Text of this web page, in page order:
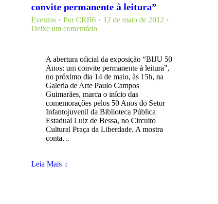
convite permanente à leitura”
Eventos PorCRB6
12 de maio de 2012
Deixe um comentário
A abertura oficial da exposição “BIJU 50
Anos: um convite permanente à leitura”,
no próximo dia 14 de maio, às 15h, na
Galeria de Arte Paulo Campos
Guimarães, marca o início das
comemorações pelos 50 Anos do Setor
Infantojuvenil da Biblioteca Pública
Estadual Luiz de Bessa, no Circuito
Cultural Praça da Liberdade. A mostra
conta…
Leia Mais